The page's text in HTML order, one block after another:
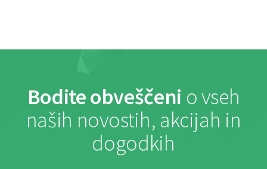
Bodite obveščeni o vseh
naših novostih, akcijah in
dogodkih